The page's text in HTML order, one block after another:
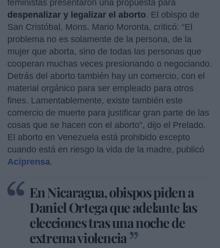
feministas presentaron una propuesta para
despenalizar y legalizar el aborto. El obispo de
San Cristóbal, Mons. Mario Moronta, criticó: “El
problema no es solamente de la persona, de la
mujer que aborta, sino de todas las personas que
cooperan muchas veces presionando o negociando.
Detrás del aborto también hay un comercio, con el
material orgánico para ser empleado para otros
fines. Lamentablemente, existe también este
comercio de muerte para justificar gran parte de las
cosas que se hacen con el aborto”, dijo el Prelado.
El aborto en Venezuela está prohibido excepto
cuando está en riesgo la vida de la madre, publicó
Aciprensa.
En Nicaragua, obispos piden a
Daniel Ortega que adelante las
elecciones tras una noche de
extrema violencia